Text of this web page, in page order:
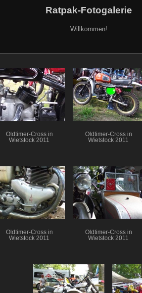
Ratpak-Fotogalerie
Willkommen!
Oldtimer-Cross in
Wietstock 2011
Oldtimer-Cross in
Wietstock 2011
Oldtimer-Cross in
Wietstock 2011
Oldtimer-Cross in
Wietstock 2011